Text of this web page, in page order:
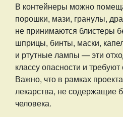
В контейнеры можно
порошки, мази, гранулы,
не принимаются блистеры
шприцы, бинты, маски,
и ртутные лампы — эти
классу опасности и
Важно, что в рамках
лекарства, не содержащие
человека.